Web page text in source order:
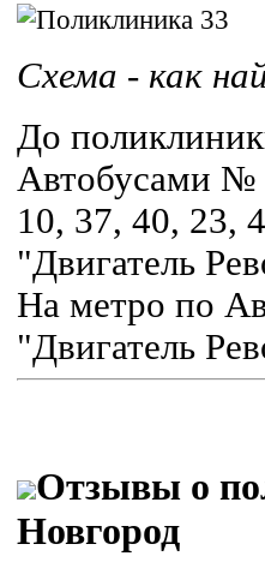
Схема - как
До
Автобусами №
10, 37, 40, 23,
"Двигатель
На метро по
"Двигатель
Отзывы о
Новгород